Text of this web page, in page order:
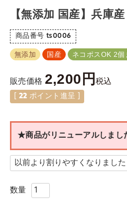
【無添加 国産】兵庫
商品番号 ts0006
無添加 国産 ネコポスOK 2個
販売価格 2,200 税込
22 ポイント進呈 ]
★商品がリニューアルしまし